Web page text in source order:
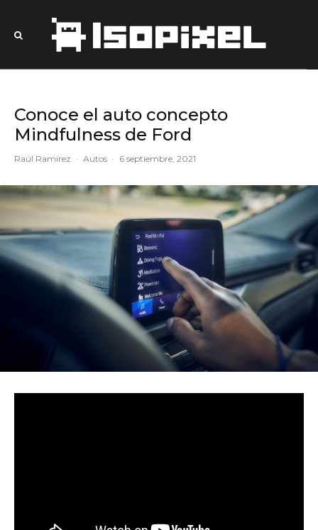
Conoce el auto concepto
Mindfulness de Ford
Raúl Ramírez · Autos · 6 septiembre, 2021